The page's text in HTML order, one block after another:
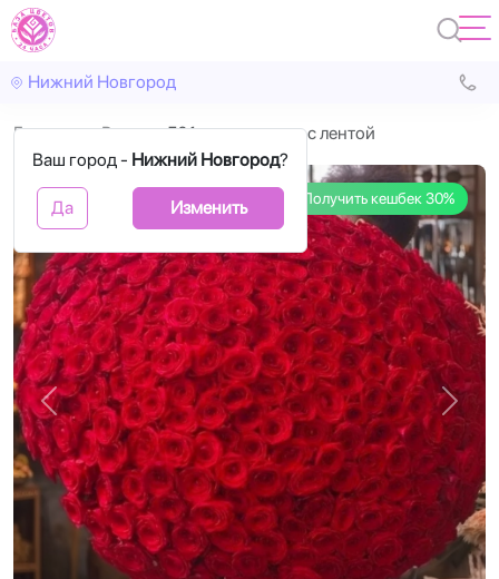
Нижний Новгород
Ваш город - Нижний Новгород?
Да Изменить
Главная Розы 501 красная роза с лентой
Получить кешбек 30%
Назад